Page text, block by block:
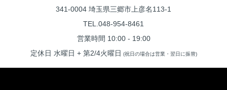
341-0004 埼玉県三郷市上彦名113-1
TEL.048-954-8461
営業時間 10:00 - 19:00
定休日 水曜日 + 第2/4火曜日 (祝日の場合は営業・翌日に振替)